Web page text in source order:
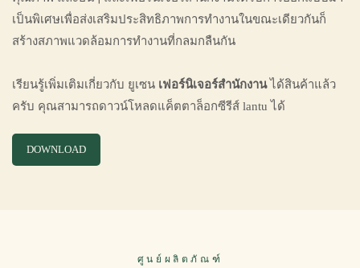
เป็นพิเศษเพื่อส่งเสริมประสิทธิภาพการทำงานในขณะเดียวกันก็
สร้างสภาพแวดล้อมการทำงานที่กลมกลืนกัน
เรียนรู้เพิ่มเติมเกี่ยวกับ ยูเซน เฟอร์นิเจอร์สำนักงานได้สินค้าแล้ว
ครับ คุณสามารถดาวน์โหลดแค็ตตาล็อกซีรีส์ lantu ได้
DOWNLOAD
ศูนย์ผลิตภัณฑ์